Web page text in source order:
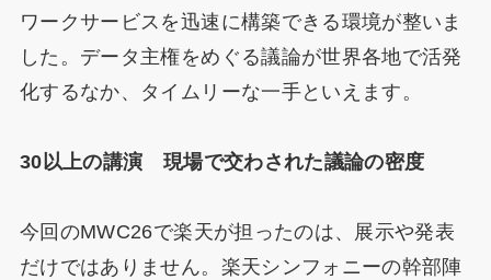
ワークサービスを迅速に構築できる環境が整いま
した。データ主権をめぐる議論が世界各地で活発
化するなか、タイムリーな一手といえます。
30以上の講演 現場で交わされた議論の密度
今回のMWC26で楽天が担ったのは、展示や発表
だけではありません。楽天シンフォニーの幹部陣